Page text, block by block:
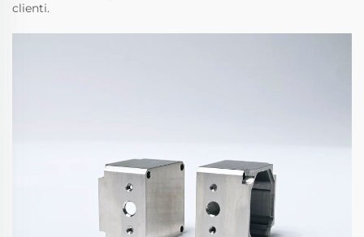
clienti.